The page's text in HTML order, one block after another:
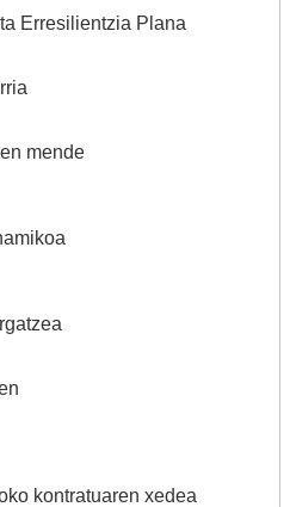
Erresilientzia Plana
mende
kontratuaren xedea